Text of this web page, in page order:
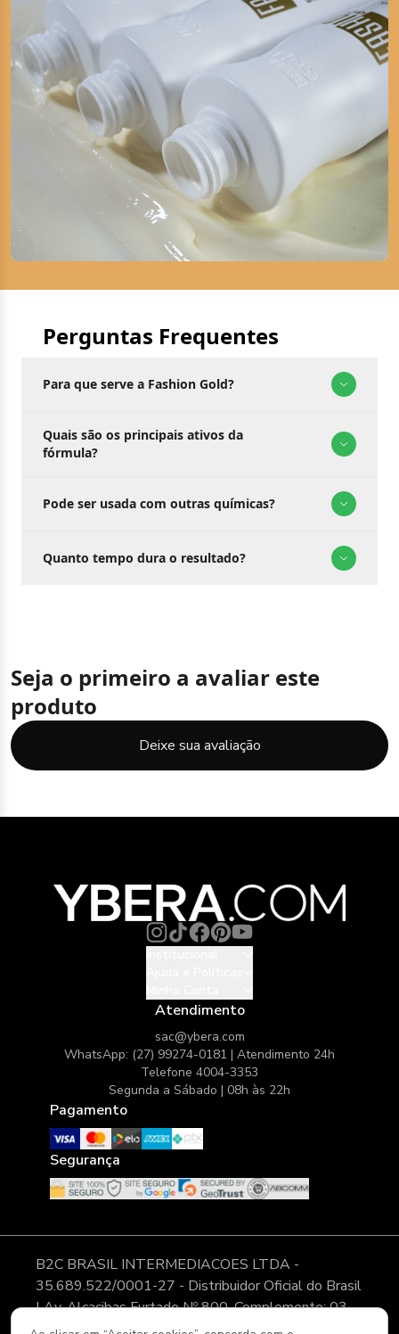
Perguntas Frequentes
Para que serve a Fashion Gold?
Quais são os principais ativos da
fórmula?
Pode ser usada com outras químicas?
Quanto tempo dura o resultado?
Seja o primeiro a avaliar este
produto
Deixe sua avaliação
Atendimento
sac@ybera.com
WhatsApp: (27) 99274-0181 | Atendimento 24h
Telefone 4004-3353
Segunda a Sábado | 08h às 22h
Pagamento
Segurança
B2C BRASIL INTERMEDIACOES LTDA -
35.689.522/0001-27 - Distribuidor Oficial do Brasil
| Av. Alcacibas Furtado Nº 800, Complemento: 03,
Modulo 11, Pátio 02, CLGV - Bairro: Canaã - Cidade: